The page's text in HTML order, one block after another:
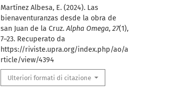
Martínez Albesa, E. (2024). Las
bienaventuranzas desde la obra de
san Juan de la Cruz.Alpha Omega, 27(1),
7–23. Recuperato da
https://riviste.upra.org/index.php/ao/a
rticle/view/4394
Ulteriori formati di citazione